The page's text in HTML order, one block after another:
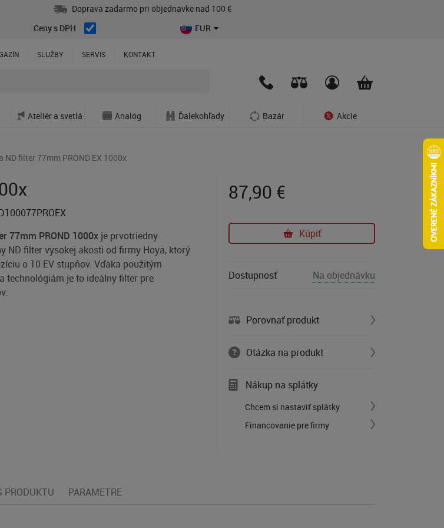
Doprava zadarmo pri objednávke nad 100 €
Ceny s DPH
EUR
SLUŽBY SERVIS KONTAKT
Ateliér a svetlá Analóg Ďalekohľady Bazár Akcie
ND filter 77mm PROND EX 1000x
77mm PROND 1000x je prvotriedny
ND filter vysokej akosti od firmy Hoya, ktorý
o 10 EV stupňov. Vďaka použitým
technológiám je to ideálny filter pre
87,90 €
Kúpiť
Dostupnosť Na objednávku
Porovnať produkt
Otázka na produkt
Nákup na splátky
Chcem si nastaviť splátky
Financovanie pre firmy
PRODUKTU PARAMETRE